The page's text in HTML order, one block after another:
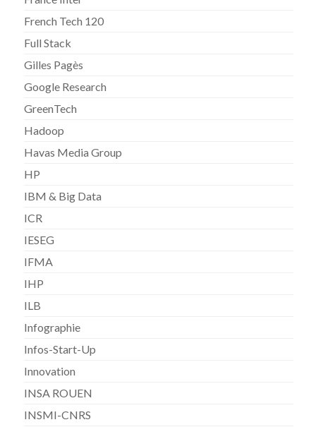
French Tech 120
Full Stack
Gilles Pagès
Google Research
GreenTech
Hadoop
Havas Media Group
HP
IBM & Big Data
ICR
IESEG
IFMA
IHP
ILB
Infographie
Infos-Start-Up
Innovation
INSA ROUEN
INSMI-CNRS